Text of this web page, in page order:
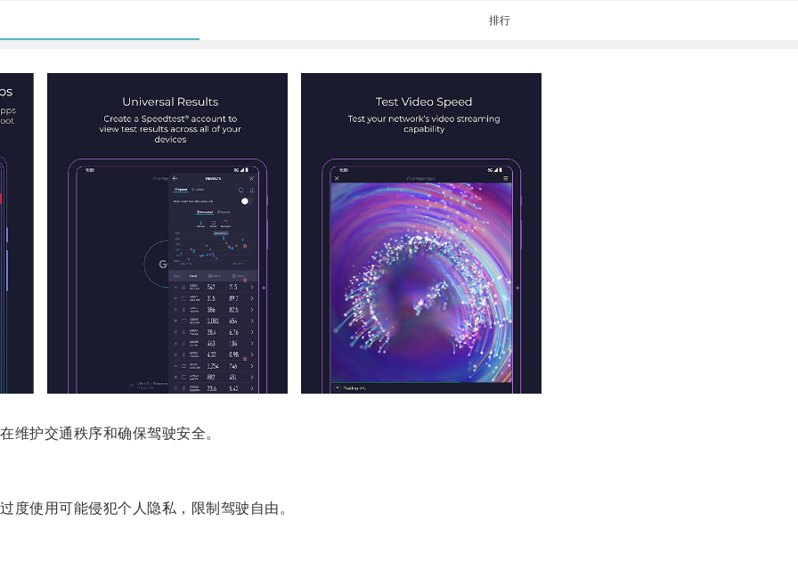
排行
护交通秩序和确保驾驶安全。
使用可能侵犯个人隐私，限制驾驶自由。